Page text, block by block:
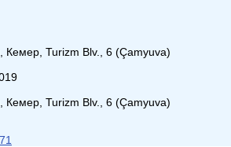
Кемер, Turizm Blv., 6 (Çamyuva)
Кемер, Turizm Blv., 6 (Çamyuva)